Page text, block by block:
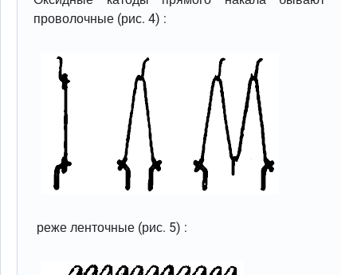
проволочные (рис. 4) :
реже ленточные (рис. 5) :